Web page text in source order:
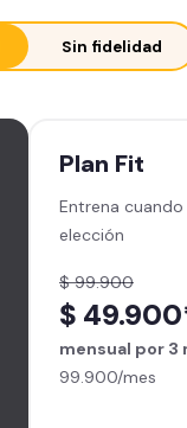
Sin fidelidad
Plan Fit
Entrena
elección
$ 99.900
$
mensual por 3
99.900/mes